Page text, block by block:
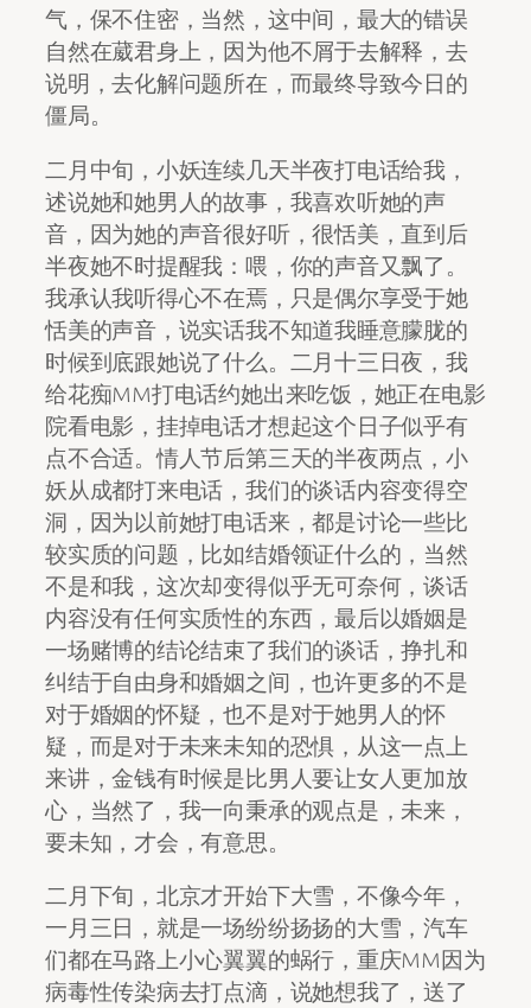
气，保不住密，当然，这中间，最大的错误
自然在葳君身上，因为他不屑于去解释，去
说明，去化解问题所在，而最终导致今日的
僵局。
二月中旬，小妖连续几天半夜打电话给我，
述说她和她男人的故事，我喜欢听她的声
音，因为她的声音很好听，很恬美，直到后
半夜她不时提醒我：喂，你的声音又飘了。
我承认我听得心不在焉，只是偶尔享受于她
恬美的声音，说实话我不知道我睡意朦胧的
时候到底跟她说了什么。二月十三日夜，我
给花痴MM打电话约她出来吃饭，她正在电影
院看电影，挂掉电话才想起这个日子似乎有
点不合适。情人节后第三天的半夜两点，小
妖从成都打来电话，我们的谈话内容变得空
洞，因为以前她打电话来，都是讨论一些比
较实质的问题，比如结婚领证什么的，当然
不是和我，这次却变得似乎无可奈何，谈话
内容没有任何实质性的东西，最后以婚姻是
一场赌博的结论结束了我们的谈话，挣扎和
纠结于自由身和婚姻之间，也许更多的不是
对于婚姻的怀疑，也不是对于她男人的怀
疑，而是对于未来未知的恐惧，从这一点上
来讲，金钱有时候是比男人要让女人更加放
心，当然了，我一向秉承的观点是，未来，
要未知，才会，有意思。
二月下旬，北京才开始下大雪，不像今年，
一月三日，就是一场纷纷扬扬的大雪，汽车
们都在马路上小心翼翼的蜗行，重庆MM因为
病毒性传染病去打点滴，说她想我了，送了